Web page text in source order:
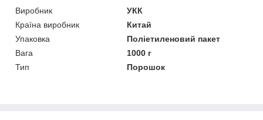
Виробник
УКК
Країна виробник
Китай
Упаковка
Поліетиленовий пакет
Вага
1000 г
Тип
Порошок